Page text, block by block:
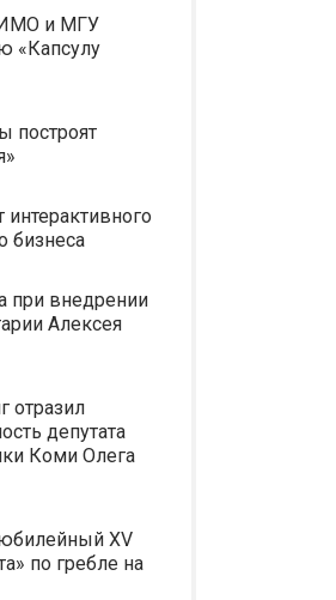
и МГУ
«Капсулу
построят
интерактивного
бизнеса
при внедрении
Алексея
отразил
депутата
Коми Олега
XV
по гребле на